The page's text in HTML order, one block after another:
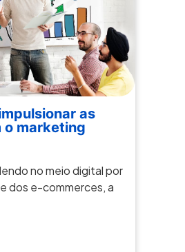
as
o marketing
no meio digital por
dos e-commerces, a